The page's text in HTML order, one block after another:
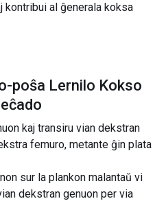
kontribui al ĝenerala koksa
poŝa Lernilo Kokso
kaj transiru vian dekstran
femuro, metante ĝin plata
sur la plankon malantaŭ vi
dekstran genuon per via